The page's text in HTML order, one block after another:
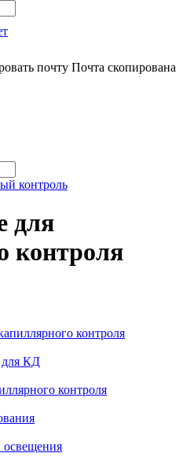
почту Почта скопирована
контроль
для
контроля
контроля
для КД
контроля